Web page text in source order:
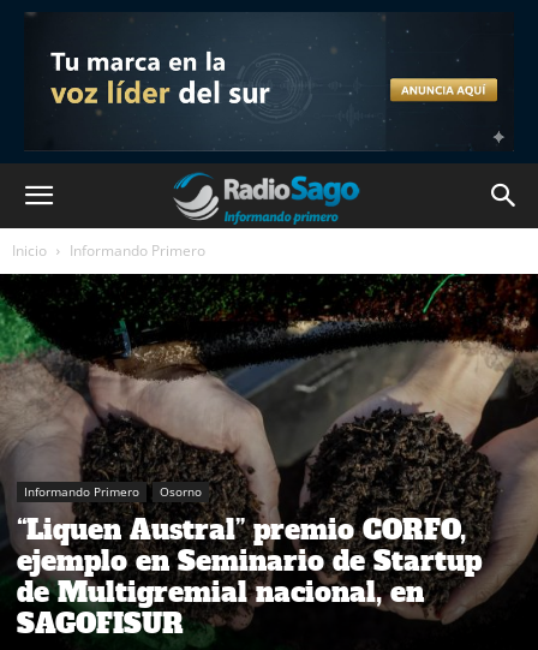
Inicio Informando Primero
Informando Primero Osorno
“Liquen Austral” premio CORFO,
ejemplo en Seminario de Startup
de Multigremial nacional, en
SAGOFISUR